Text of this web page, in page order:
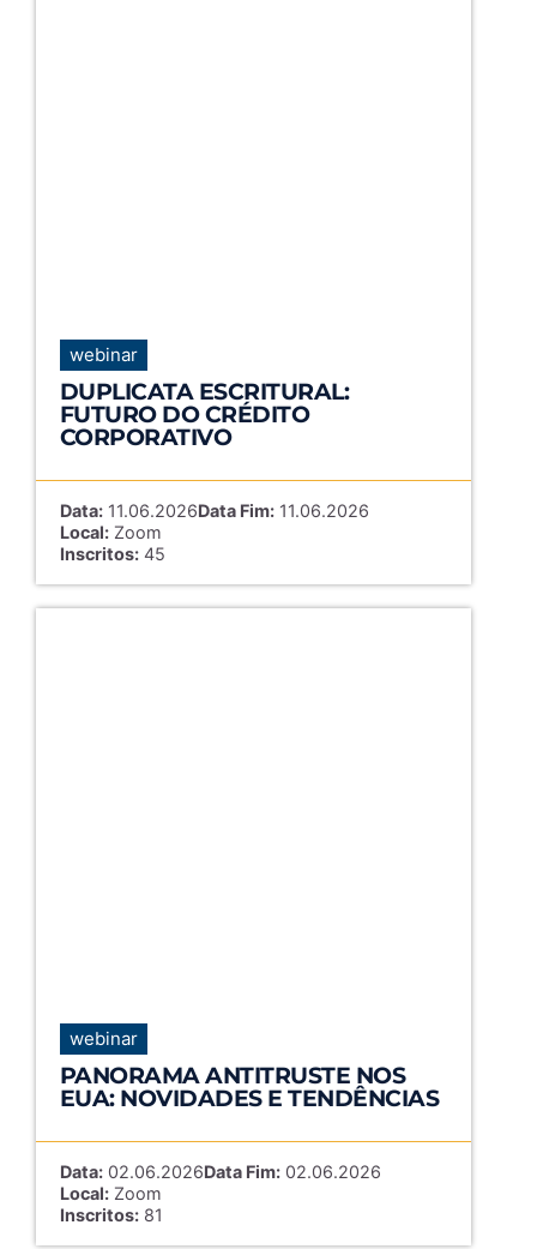
webinar
DUPLICATA ESCRITURAL:
FUTURO DO CRÉDITO
CORPORATIVO
Data:11.06.2026Data Fim:11.06.2026
Local:Zoom
Inscritos:45
webinar
PANORAMA ANTITRUSTE NOS
EUA: NOVIDADES E TENDÊNCIAS
Data:02.06.2026Data Fim:02.06.2026
Local:Zoom
Inscritos:81